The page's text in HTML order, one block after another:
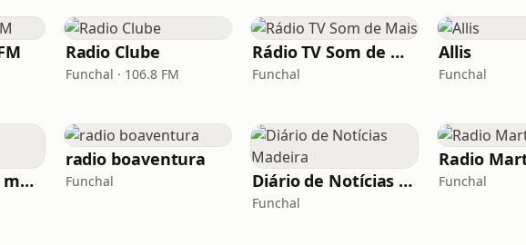
Radio Clube
Funchal · 106.8 FM
Rádio TV Som de Mais
Funchal
Allis
Funchal
Rádio jornal da madeira
radio boaventura
Funchal Diário de Notícias Madeira
Funchal
Funchal